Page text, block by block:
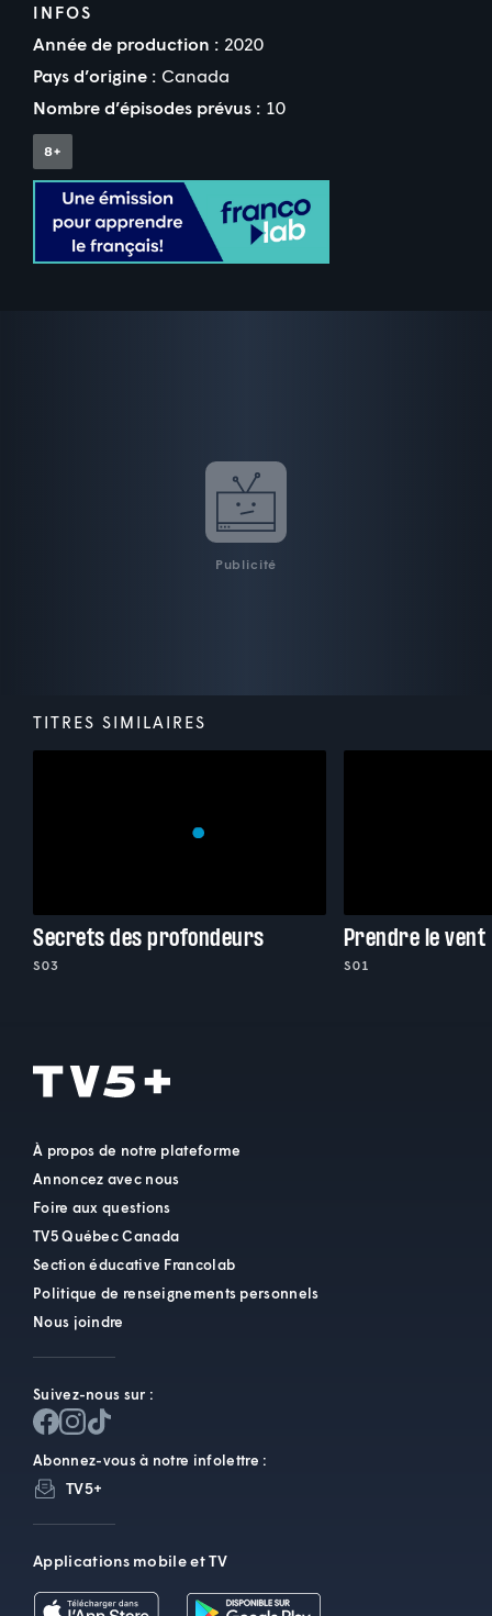
INFOS
Année de production : 2020
Pays d’origine : Canada
Nombre d’épisodes prévus : 10
Publicité
TITRES SIMILAIRES
Secrets des profondeurs
S03
Prendre le vent
S01
À propos de notre plateforme
Annoncez avec nous
Foire aux questions
TV5 Québec Canada
Section éducative Francolab
Politique de renseignements personnels
Nous joindre
Suivez-nous sur :
Abonnez-vous à notre infolettre :
TV5+
Applications mobile et TV